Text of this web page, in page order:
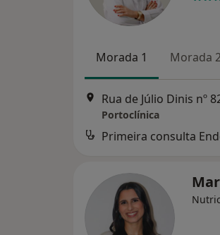
Morada 1 Morada
Portoclínica
Primeira consulta